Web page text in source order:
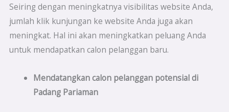
Seiring dengan meningkatnya visibilitas website Anda,
jumlah klik kunjungan ke website Anda juga akan
meningkat. Hal ini akan meningkatkan peluang Anda
untuk mendapatkan calon pelanggan baru.
Mendatangkan calon pelanggan potensial di
Padang Pariaman